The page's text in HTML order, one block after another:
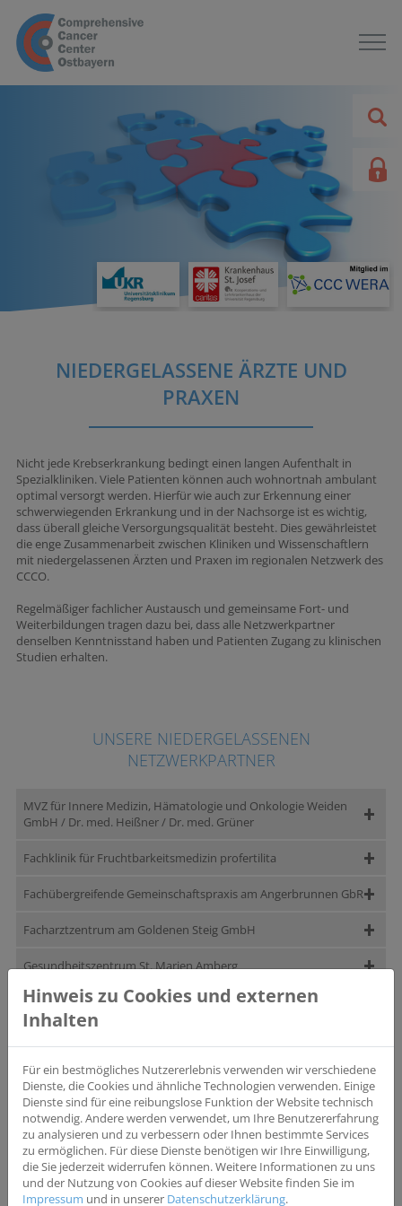
NIEDERGELASSENE ÄRZTE UND
PRAXEN
Nicht jede Krebserkrankung bedingt einen langen Aufenthalt in
Spezialkliniken. Viele Patienten können auch wohnortnah ambulant
optimal versorgt werden. Hierfür wie auch zur Erkennung einer
schwerwiegenden Erkrankung und in der Nachsorge ist es wichtig,
dass überall gleiche Versorgungsqualität besteht. Dies gewährleistet
die enge Zusammenarbeit zwischen Kliniken und Wissenschaftlern
mit niedergelassenen Ärzten und Praxen im regionalen Netzwerk des
CCCO.
Regelmäßiger fachlicher Austausch und gemeinsame Fort- und
Weiterbildungen tragen dazu bei, dass alle Netzwerkpartner
denselben Kenntnisstand haben und Patienten Zugang zu klinischen
Studien erhalten.
UNSERE NIEDERGELASSENEN
NETZWERKPARTNER
MVZ für Innere Medizin, Hämatologie und Onkologie Weiden
GmbH / Dr. med. Heißner / Dr. med. Grüner
Fachklinik für Fruchtbarkeitsmedizin profertilita
Fachübergreifende Gemeinschaftspraxis am Angerbrunnen GbR
Facharztzentrum am Goldenen Steig GmbH
Gesundheitszentrum St. Marien Amberg
H.O.T Praxis Dr. Vehling-Kaiser (Dingolfing)
Medizinisches Versorgungszentrum Klinikum Straubing
Medizinisches Versorgungszentrum Dr. Neumaier & Kollegen
Medizinisches Versorgungszentrum RetiMed (Dorfen)
Medizinisches Versorgungszentrum Dr. Vehling-Kaiser (Mainburg)
Hinweis zu Cookies und externen
Inhalten
Für ein bestmögliches Nutzererlebnis verwenden wir verschiedene
Dienste, die Cookies und ähnliche Technologien verwenden. Einige
Dienste sind für eine reibungslose Funktion der Website technisch
notwendig. Andere werden verwendet, um Ihre Benutzererfahrung
zu analysieren und zu verbessern oder Ihnen bestimmte Services
zu ermöglichen. Für diese Dienste benötigen wir Ihre Einwilligung,
die Sie jederzeit widerrufen können. Weitere Informationen zu uns
und der Nutzung von Cookies auf dieser Website finden Sie im
Impressum und in unserer Datenschutzerklärung.